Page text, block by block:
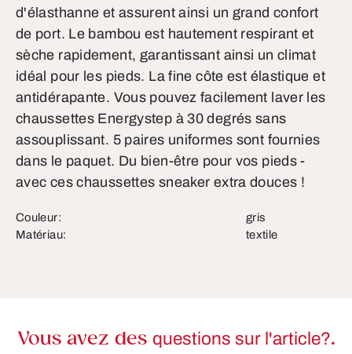
d'élasthanne et assurent ainsi un grand confort
de port. Le bambou est hautement respirant et
sèche rapidement, garantissant ainsi un climat
idéal pour les pieds. La fine côte est élastique et
antidérapante. Vous pouvez facilement laver les
chaussettes Energystep à 30 degrés sans
assouplissant. 5 paires uniformes sont fournies
dans le paquet. Du bien-être pour vos pieds -
avec ces chaussettes sneaker extra douces !
Couleur:
gris
Matériau:
textile
Vous avez des questions sur l'article?.